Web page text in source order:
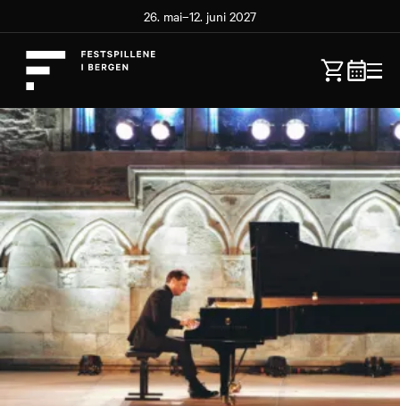
26. mai–12. juni 2027